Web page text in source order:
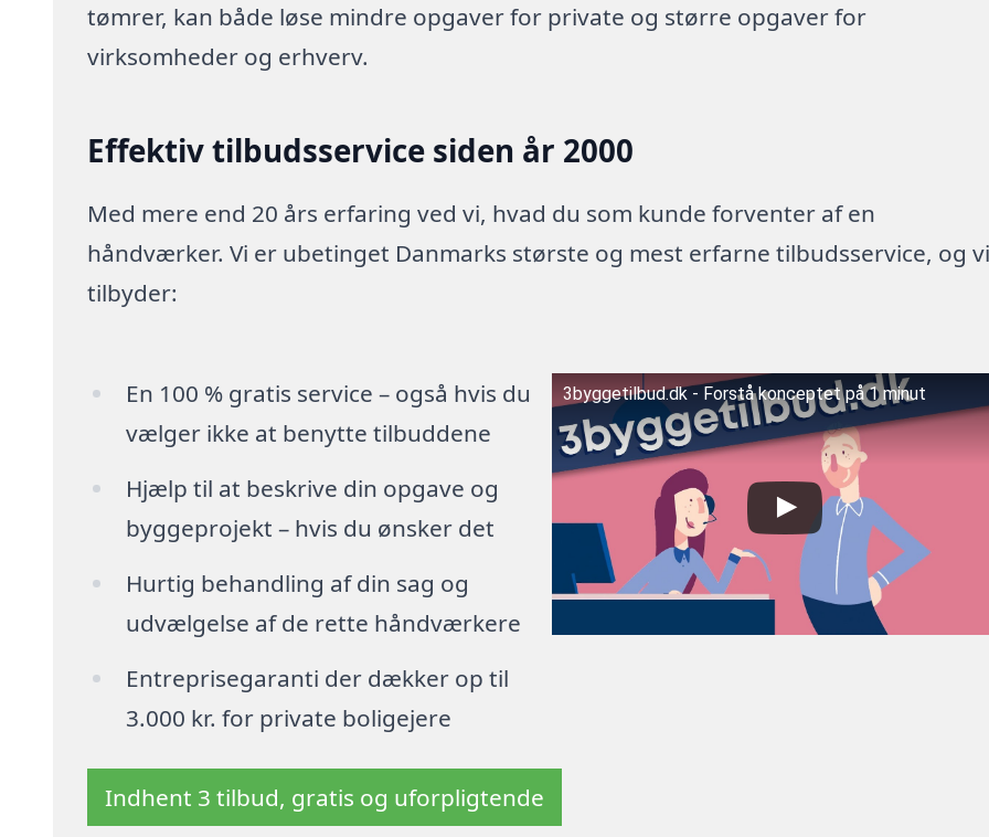
tømrer, kan både løse mindre opgaver for private og større opgaver for
virksomheder og erhverv.
Effektiv tilbudsservice siden år 2000
Med mere end 20 års erfaring ved vi, hvad du som kunde forventer af en
håndværker. Vi er ubetinget Danmarks største og mest erfarne tilbudsservice, og
tilbyder:
En 100 % gratis service – også hvis du
vælger ikke at benytte tilbuddene
Hjælp til at beskrive din opgave og
byggeprojekt – hvis du ønsker det
Hurtig behandling af din sag og
udvælgelse af de rette håndværkere
Entreprisegaranti der dækker op til
3.000 kr. for private boligejere
3byggetilbud.dk - Forstå konceptet på 1 minut
Indhent 3 tilbud, gratis og uforpligtende